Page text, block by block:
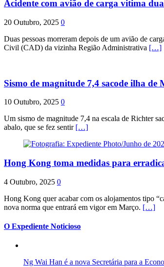
Acidente com avião de carga vitima
20 Outubro, 2025 0
Duas pessoas morreram depois de um avião de
Civil (CAD) da vizinha Região Administrativa […]
Sismo de magnitude 7,4 sacode ilha de
10 Outubro, 2025 0
Um sismo de magnitude 7,4 na escala de Richter
abalo, que se fez sentir […]
Hong Kong toma medidas para
4 Outubro, 2025 0
Hong Kong quer acabar com os alojamentos tipo
nova norma que entrará em vigor em Março. […]
O Expediente Noticioso
Ng Wai Han é a nova Secretária para a